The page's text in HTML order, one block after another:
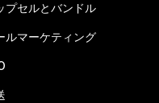
プセルとバンドル
ルマーケティング